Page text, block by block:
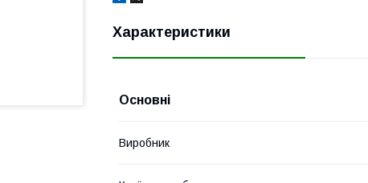
Характеристики
Основні
Виробник